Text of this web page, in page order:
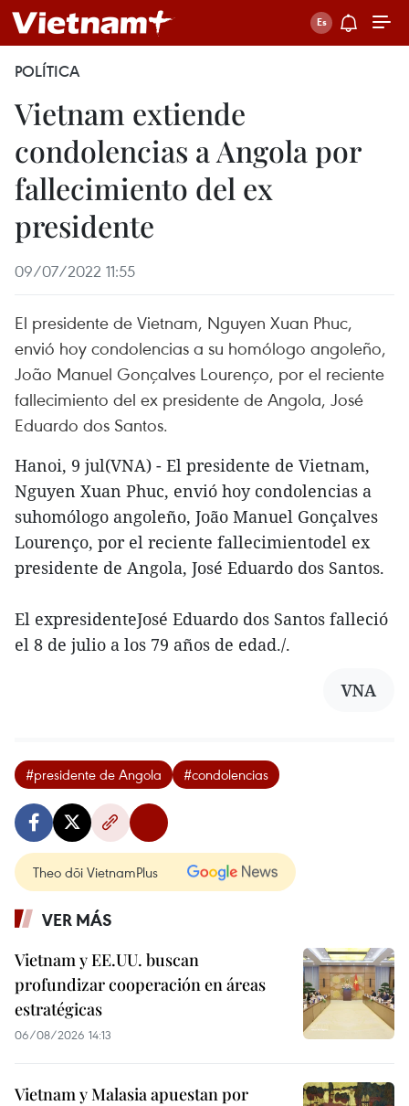
POLÍTICA
Vietnam extiende
condolencias a Angola por
fallecimiento del ex
presidente
09/07/2022 11:55
El presidente de Vietnam, Nguyen Xuan Phuc,
envió hoy condolencias a su homólogo angoleño,
João Manuel Gonçalves Lourenço, por el reciente
fallecimiento del ex presidente de Angola, José
Eduardo dos Santos.
Hanoi, 9 jul(VNA) - El presidente de Vietnam,
Nguyen Xuan Phuc, envió hoy condolencias a
suhomólogo angoleño, João Manuel Gonçalves
Lourenço, por el reciente fallecimientodel ex
presidente de Angola, José Eduardo dos Santos.
El expresidenteJosé Eduardo dos Santos falleció
el 8 de julio a los 79 años de edad./.
VNA
#presidente de Angola #condolencias
Theo dõi VietnamPlus
VER MÁS
Vietnam y EE.UU. buscan
profundizar cooperación en áreas
estratégicas
06/08/2026 14:13
Vietnam y Malasia apuestan por